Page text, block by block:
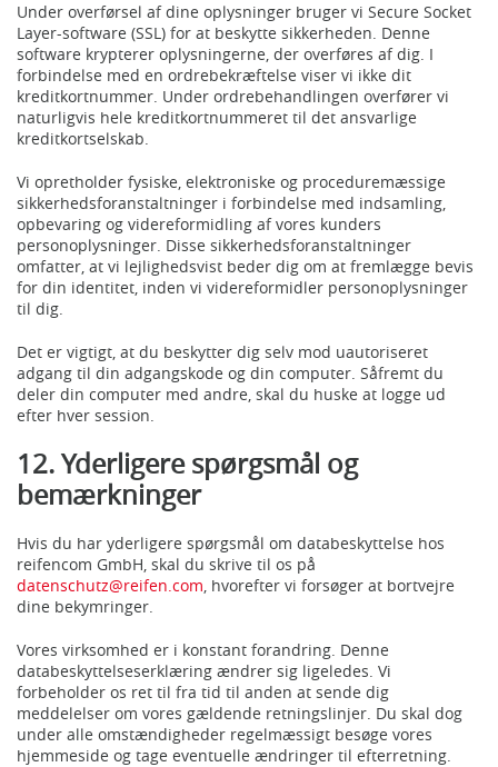
Under overførsel af dine oplysninger bruger vi Secure Socket
Layer-software (SSL) for at beskytte sikkerheden. Denne
software krypterer oplysningerne, der overføres af dig. I
forbindelse med en ordrebekræftelse viser vi ikke dit
kreditkortnummer. Under ordrebehandlingen overfører vi
naturligvis hele kreditkortnummeret til det ansvarlige
kreditkortselskab.
Vi opretholder fysiske, elektroniske og proceduremæssige
sikkerhedsforanstaltninger i forbindelse med indsamling,
opbevaring og videreformidling af vores kunders
personoplysninger. Disse sikkerhedsforanstaltninger
omfatter, at vi lejlighedsvist beder dig om at fremlægge bevis
for din identitet, inden vi videreformidler personoplysninger
til dig.
Det er vigtigt, at du beskytter dig selv mod uautoriseret
adgang til din adgangskode og din computer. Såfremt du
deler din computer med andre, skal du huske at logge ud
efter hver session.
12. Yderligere spørgsmål og
bemærkninger
Hvis du har yderligere spørgsmål om databeskyttelse hos
reifencom GmbH, skal du skrive til os på
datenschutz@reifen.com, hvorefter vi forsøger at bortvejre
dine bekymringer.
Vores virksomhed er i konstant forandring. Denne
databeskyttelseserklæring ændrer sig ligeledes. Vi
forbeholder os ret til fra tid til anden at sende dig
meddelelser om vores gældende retningslinjer. Du skal dog
under alle omstændigheder regelmæssigt besøge vores
hjemmeside og tage eventuelle ændringer til efterretning.